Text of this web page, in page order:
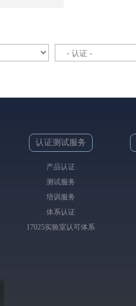
认证测试服务
产品认证
测试服务
培训服务
体系认证
17025实验室认可体系